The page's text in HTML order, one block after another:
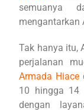
semuanya
mengantarkan
Tak hanya itu,
perjalanan
Armada Hiace
10 hingga 14
dengan